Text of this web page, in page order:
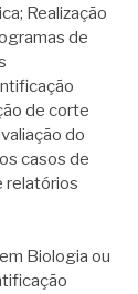
Realização
de
de corte
do
casos de
relatórios
Biologia ou